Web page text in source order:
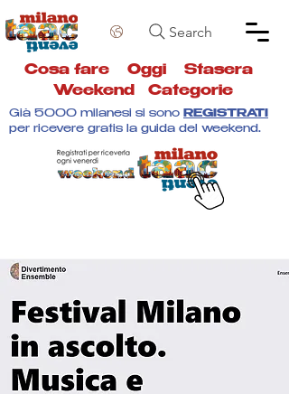
Search
Cosa fare Oggi Stasera
Weekend
Categorie
Già 5000 milanesi si sono REGISTRATI
per ricevere gratis la guida del weekend.